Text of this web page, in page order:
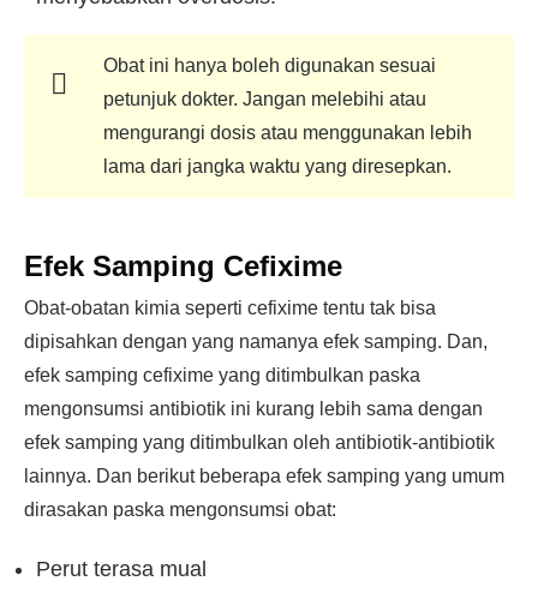
Obat ini hanya boleh digunakan sesuai
petunjuk dokter. Jangan melebihi atau
mengurangi dosis atau menggunakan lebih
lama dari jangka waktu yang diresepkan.
Efek Samping Cefixime
Obat-obatan kimia seperti cefixime tentu tak bisa
dipisahkan dengan yang namanya efek samping. Dan,
efek samping cefixime yang ditimbulkan paska
mengonsumsi antibiotik ini kurang lebih sama dengan
efek samping yang ditimbulkan oleh antibiotik-antibiotik
lainnya. Dan berikut beberapa efek samping yang umum
dirasakan paska mengonsumsi obat:
Perut terasa mual